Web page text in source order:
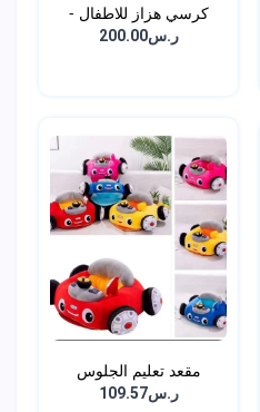
كرسي هزاز للاطفال -
أبي...ر.س200.00
مقعد تعليم الجلوس
للاطف...
ر.س109.57